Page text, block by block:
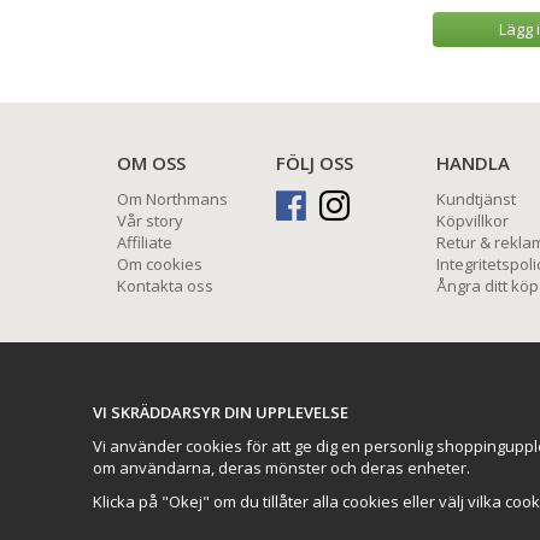
Lägg
OM OSS
Om Northmans
Vår story
Affiliate
Om cookies
Kontakta oss
FÖLJ OSS HANDLA
Kundtjänst
Köpvillkor
Retur &
Ångra ditt köp
VI SKRÄDDARSYR DIN UPPLEVELSE
Vi använder cookies för att ge dig en personlig
om användarna, deras mönster och deras enheter.
Klicka på "Okej" om du tillåter alla cookies eller välj vilka